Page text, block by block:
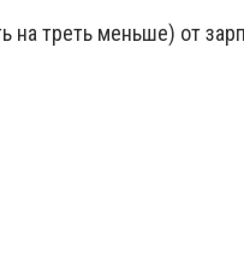
на треть меньше) от